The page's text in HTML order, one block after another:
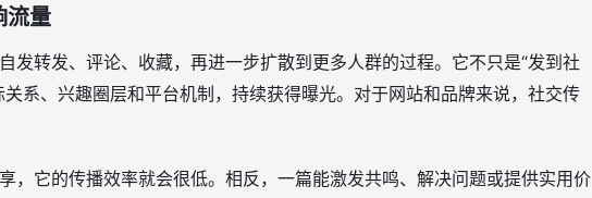
流量
发转发、评论、收藏，再进一步扩散到更多人群的过程。它不只是“发到社
系、兴趣圈层和平台机制，持续获得曝光。对于网站和品牌来说，社交传
，它的传播效率就会很低。相反，一篇能激发共鸣、解决问题或提供实用价